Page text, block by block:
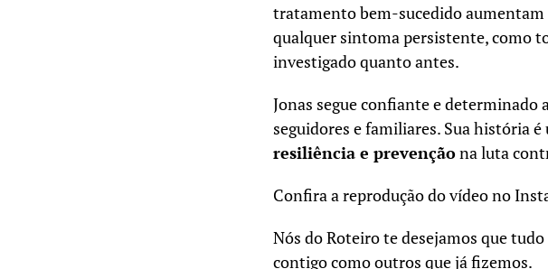
tratamento bem-sucedido aumentam
qualquer sintoma persistente, como
investigado quanto antes.
Jonas segue confiante e determinado
seguidores e familiares. Sua história
resiliência e prevençãona luta
Confira a reprodução do vídeo no
Nós do Roteiro te desejamos que
contigo como outros que já fizemos.